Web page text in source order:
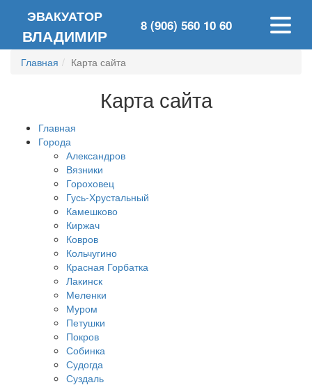
ЭВАКУАТОР
ВЛАДИМИР 8 (906) 560 10 60
Главная Карта сайта
Карта сайта
Главная
Города
Александров
Вязники
Гороховец
Гусь-Хрустальный
Камешково
Киржач
Ковров
Кольчугино
Красная Горбатка
Лакинск
Меленки
Муром
Петушки
Покров
Собинка
Судогда
Суздаль